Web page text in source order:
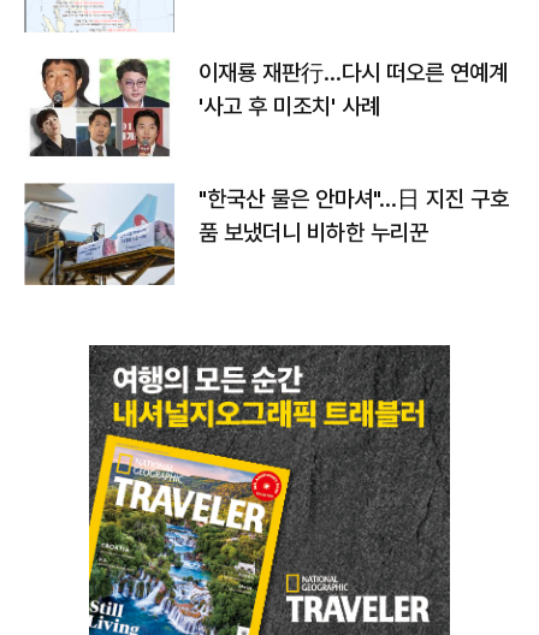
이재룡 재판行…다시 떠오른 연예계
'사고 후 미조치' 사례
"한국산 물은 안마셔"…日 지진 구호
품 보냈더니 비하한 누리꾼